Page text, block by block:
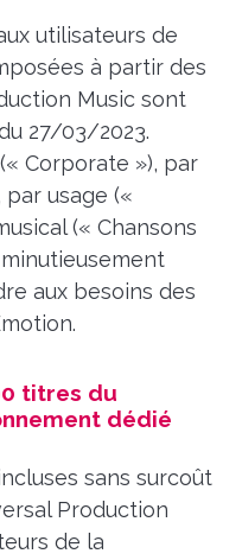
utilisateurs de
à partir des
Music sont
27/03/2023.
Corporate »), par
par usage («
(« Chansons
aux besoins des
titres du
dédié
sans surcoût
Production
de la